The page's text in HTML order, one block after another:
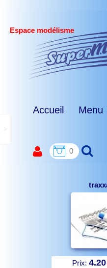
Espace modélisme
Accueil Menu
0
Prix: